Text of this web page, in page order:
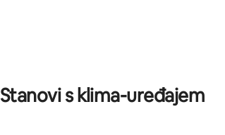
Stanovi s klima-uređajem